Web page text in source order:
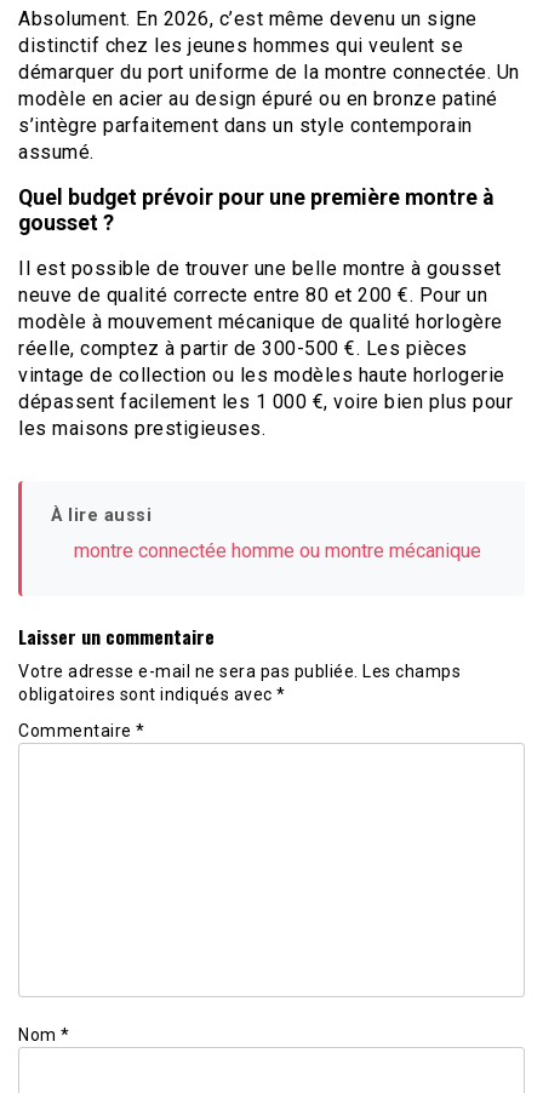
Absolument. En 2026, c’est même devenu un signe
distinctif chez les jeunes hommes qui veulent se
démarquer du port uniforme de la montre connectée. Un
modèle en acier au design épuré ou en bronze patiné
s’intègre parfaitement dans un style contemporain
assumé.
Quel budget prévoir pour une première montre à
gousset ?
Il est possible de trouver une belle montre à gousset
neuve de qualité correcte entre 80 et 200 €. Pour un
modèle à mouvement mécanique de qualité horlogère
réelle, comptez à partir de 300-500 €. Les pièces
vintage de collection ou les modèles haute horlogerie
dépassent facilement les 1 000 €, voire bien plus pour
les maisons prestigieuses.
À lire aussi
montre connectée homme ou montre mécanique
Laisser un commentaire
Votre adresse e-mail ne sera pas publiée.
Les champs
obligatoires sont indiqués avec *
Commentaire *
Nom *